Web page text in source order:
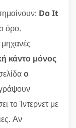
Do It
όρο.
κάντο μόνος
ο
το Ίντερνετ με
Αν